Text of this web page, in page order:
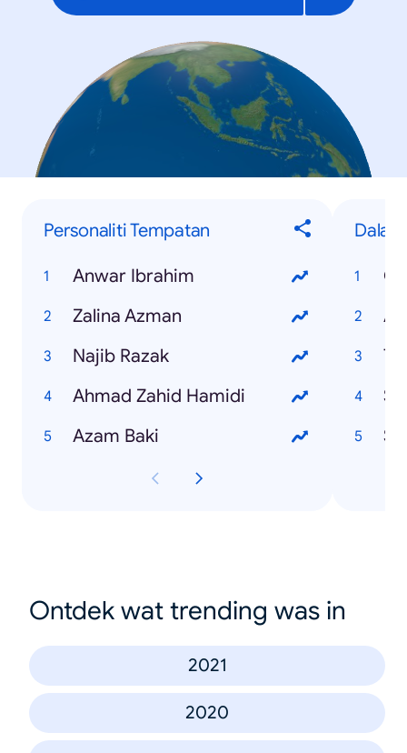
Personaliti Tempatan
Anwar Ibrahim
Zalina Azman
Najib Razak
Ahmad Zahid Hamidi
Azam Baki
Ontdek wat trending was in
2021
2020